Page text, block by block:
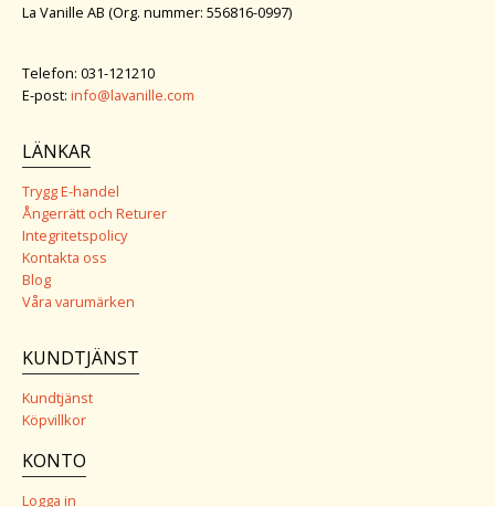
La Vanille AB (Org. nummer: 556816-0997)
Telefon: 031-121210
E-post: info@lavanille.com
LÄNKAR
Trygg E-handel
Ångerrätt och Returer
Integritetspolicy
Kontakta oss
Blog
Våra varumärken
KUNDTJÄNST
Kundtjänst
Köpvillkor
KONTO
Logga in